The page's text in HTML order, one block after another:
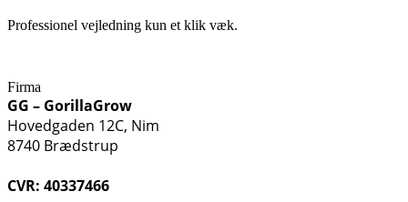
Professionel vejledning kun et klik væk.
Firma
GG – GorillaGrow
Hovedgaden 12C, Nim
8740 Brædstrup
CVR: 40337466